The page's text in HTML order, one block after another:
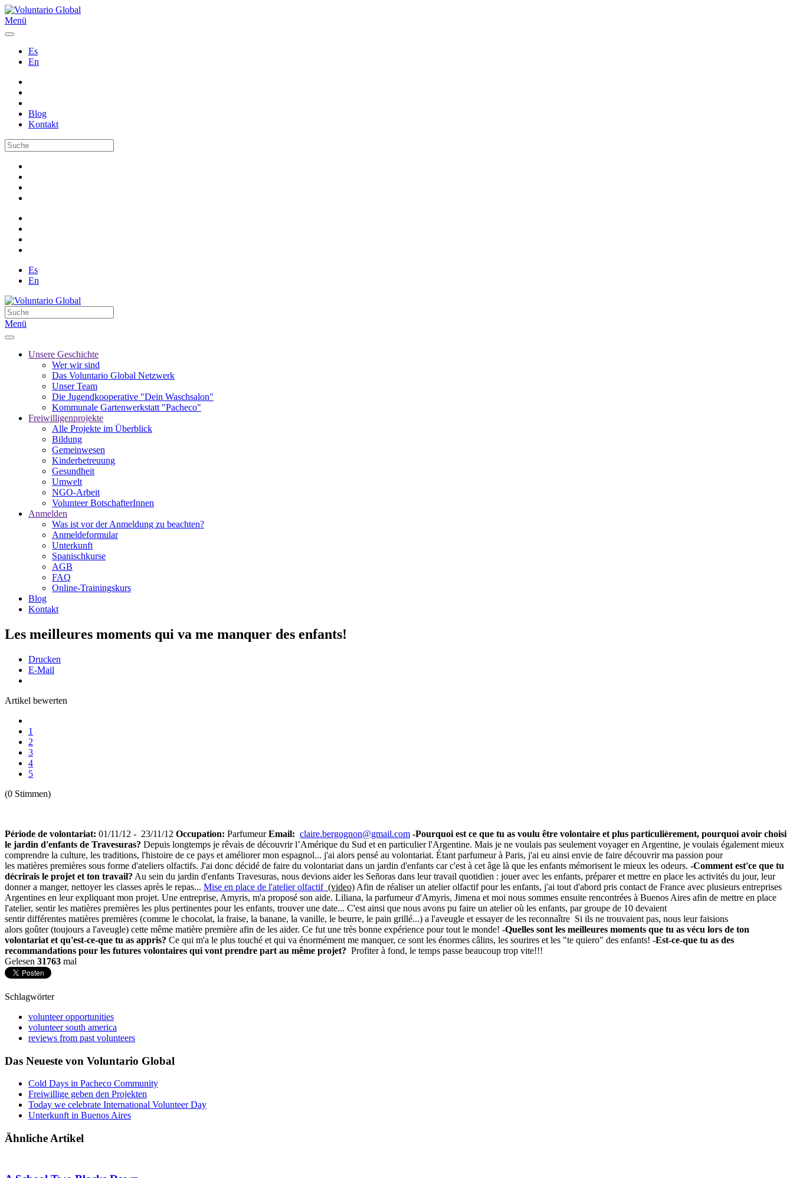
Menü
Es
En
Blog
Kontakt
Es
En
Menü
Unsere Geschichte
Wer wir sind
Das Voluntario Global Netzwerk
Unser Team
Die Jugendkooperative "Dein Waschsalon"
Kommunale Gartenwerkstatt "Pacheco"
Freiwilligenprojekte
Alle Projekte im Überblick
Bildung
Gemeinwesen
Kinderbetreuung
Gesundheit
Umwelt
NGO-Arbeit
Volunteer BotschafterInnen
Anmelden
Was ist vor der Anmeldung zu beachten?
Anmeldeformular
Unterkunft
Spanischkurse
AGB
FAQ
Online-Trainingskurs
Blog
Kontakt
Les meilleures moments qui va me manquer des enfants!
Drucken
E-Mail
Artikel bewerten
1
2
3
4
5
(0 Stimmen)
Période de volontariat: 01/11/12 - 23/11/12 Occupation: ParfumeurEmail: claire.bergognon@gmail.com -Pourquoi est ce que tu as voulu être volontaire et plus particulièrement, pourquoi avoir choisi
le jardin d'enfants de Travesuras? Depuis longtemps je rêvais de découvrir l’Amérique du Sud et en particulier l'Argentine. Mais je ne voulais pas seulement voyager en Argentine, je voulais également mieux
comprendre la culture, les traditions, l'histoire de ce pays et améliorer mon espagnol... j'ai alors pensé au volontariat. Étant parfumeur à Paris, j'ai eu ainsi envie de faire découvrir ma passion pour
les matières premières sous forme d'ateliers olfactifs. J'ai donc décidé de faire du volontariat dans un jardin d'enfants car c'est à cet âge là que les enfants mémorisent le mieux les odeurs. -Comment est'ce que tu
décrirais le projet et ton travail? Au sein du jardin d'enfants Travesuras, nous devions aider les Señoras dans leur travail quotidien : jouer avec les enfants, préparer et mettre en place les activités du jour, leur
donner a manger, nettoyer les classes après le repas... Mise en place de l'atelier olfactif (video) Afin de réaliser un atelier olfactif pour les enfants, j'ai tout d'abord pris contact de France avec plusieurs entreprises
Argentines en leur expliquant mon projet. Une entreprise, Amyris, m'a proposé son aide. Liliana, la parfumeur d'Amyris, Jimena et moi nous sommes ensuite rencontrées à Buenos Aires afin de mettre en place
l'atelier, sentir les matières premières les plus pertinentes pour les enfants, trouver une date... C'est ainsi que nous avons pu faire un atelier où les enfants, par groupe de 10 devaient
sentir différentes matières premières (comme le chocolat, la fraise, la banane, la vanille, le beurre, le pain grillé...) a l'aveugle et essayer de les reconnaître Si ils ne trouvaient pas, nous leur faisions
alors goûter (toujours a l'aveugle) cette même matière première afin de les aider. Ce fut une très bonne expérience pour tout le monde! -Quelles sont les meilleures moments que tu as vécu lors de ton
volontariat et qu'est-ce-que tu as appris? Ce qui m'a le plus touché et qui va énormément me manquer, ce sont les énormes câlins, les sourires et les "te quiero" des enfants! -Est-ce-que tu as des
recommandations pour les futures volontaires qui vont prendre part au même projet? Profiter à fond, le temps passe beaucoup trop vite!!!
Gelesen 31763 mal
Schlagwörter
volunteer opportunities
volunteer south america
reviews from past volunteers
Das Neueste von Voluntario Global
Cold Days in Pacheco Community
Freiwillige geben den Projekten
Today we celebrate International Volunteer Day
Unterkunft in Buenos Aires
Ähnliche Artikel